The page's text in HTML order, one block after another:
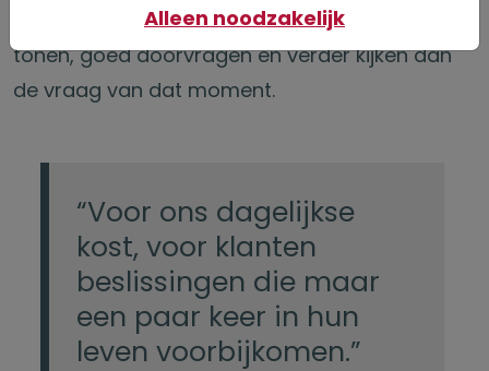
Daarom moet een adviseur oprechte interesse
tonen, goed doorvragen en verder kijken dan
de vraag van dat moment.
“Voor ons dagelijkse
kost, voor klanten
beslissingen die maar
een paar keer in hun
leven voorbijkomen.”
Alleen noodzakelijk